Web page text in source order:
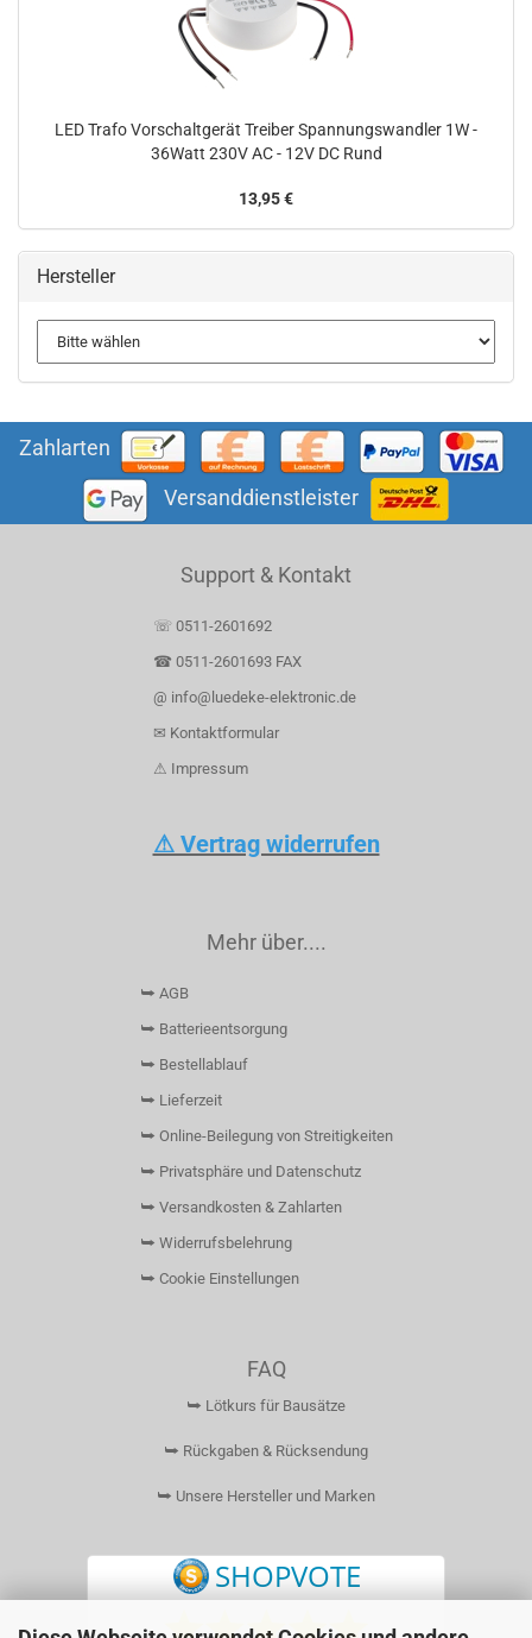
LED Trafo Vorschaltgerät Treiber Spannungswandler 1W -
36Watt 230V AC - 12V DC Rund
13,95 €
Hersteller
Zahlarten
Versanddienstleister
Support & Kontakt
☏ 0511-2601692
☎ 0511-2601693 FAX
@ info@luedeke-elektronic.de
✉ Kontaktformular
⚠ Impressum
⚠ Vertrag widerrufen
Mehr über....
⮩ AGB
⮩ Batterieentsorgung
⮩ Bestellablauf
⮩ Lieferzeit
⮩ Online-Beilegung von Streitigkeiten
⮩ Privatsphäre und Datenschutz
⮩ Versandkosten & Zahlarten
⮩ Widerrufsbelehrung
⮩ Cookie Einstellungen
FAQ
⮩ Lötkurs für Bausätze
⮩ Rückgaben & Rücksendung
⮩ Unsere Hersteller und Marken